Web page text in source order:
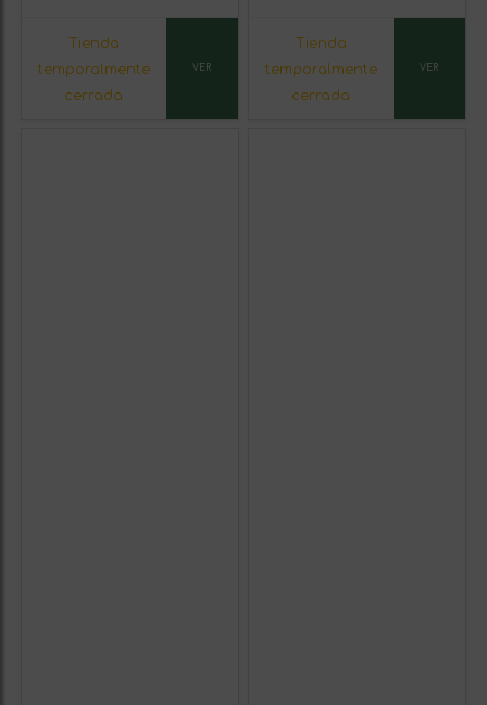
Tienda
temporalmente
cerrada
VER
Tienda
temporalmente
cerrada
VER